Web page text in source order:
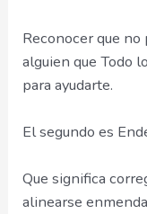
Reconocer que
alguien que Todo
para ayudarte.
El segundo es
Que significa
alinearse